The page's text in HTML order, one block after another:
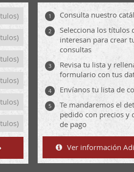
1 Consulta nuestro
2
Selecciona los títulos
interesan para crear
consultas
3
Revisa tu lista y
formulario con tus
4 Envíanos tu lista de
5
Te mandaremos el
pedido con precios y
de pago
Ver información